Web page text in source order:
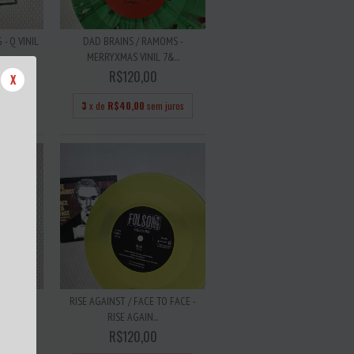
X
- Q VINIL
DAD BRAINS / RAMOMS -
MERRYXMAS VINIL 7&...
R$120,00
3 x de R$40,00 sem juros
RISE AGAINST / FACE TO FACE -
RISE AGAIN...
R$120,00